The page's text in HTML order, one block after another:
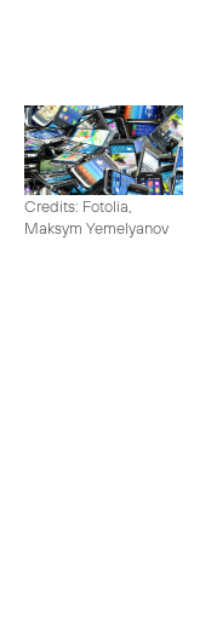
Credits: Fotolia,
Maksym Yemelyanov